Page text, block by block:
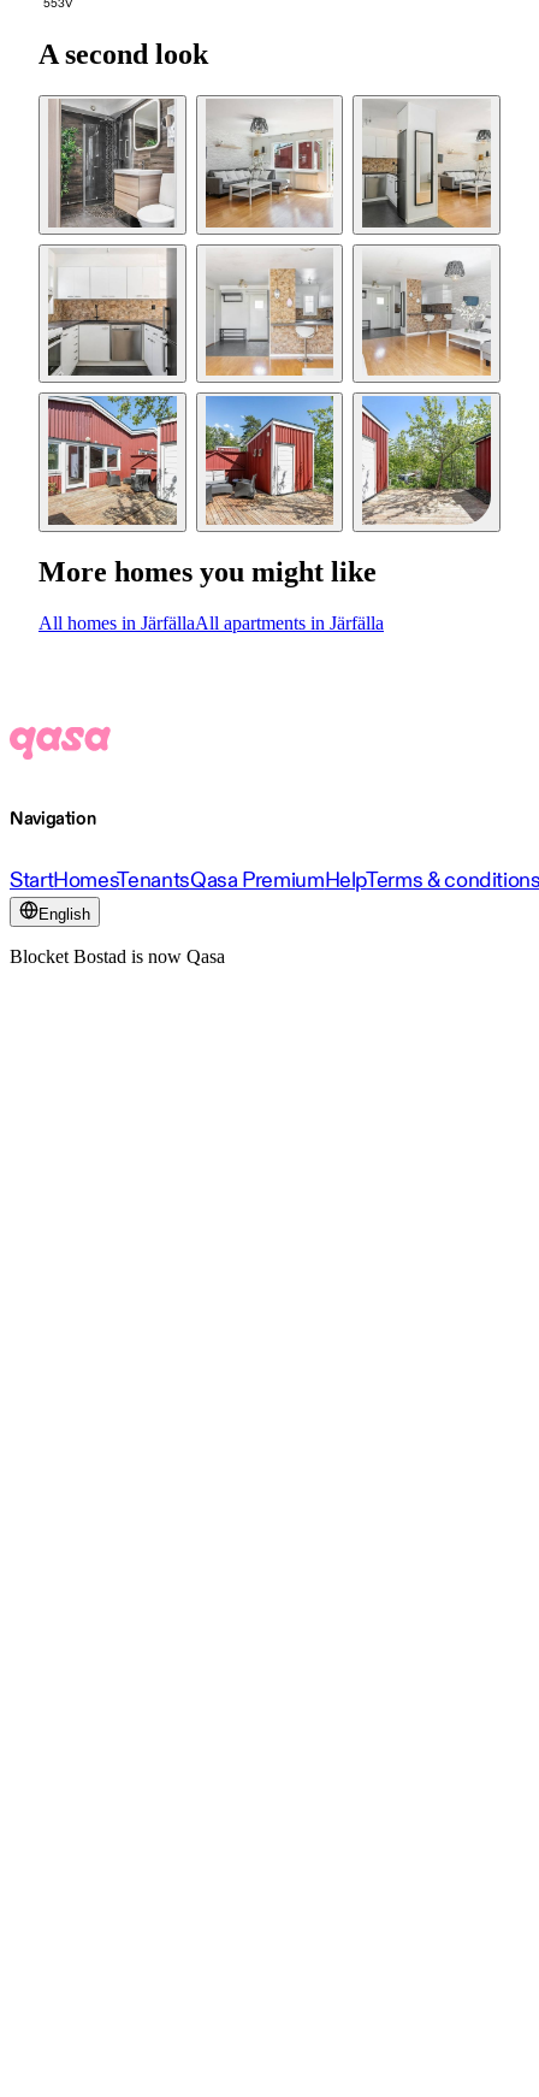
553V
A second look
More homes you might like
All homes in JärfällaAll apartments in Järfälla
Navigation
StartHomesTenantsQasa PremiumHelpTerms &
English
Blocket Bostad is now Qasa